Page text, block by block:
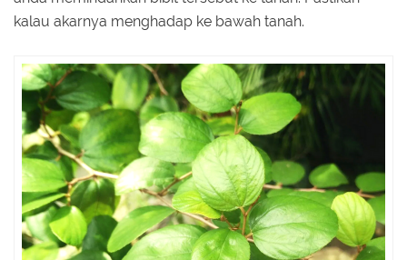
kalau akarnya menghadap ke bawah tanah.